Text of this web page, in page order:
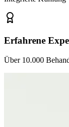
Erfahrene
Über 10.000